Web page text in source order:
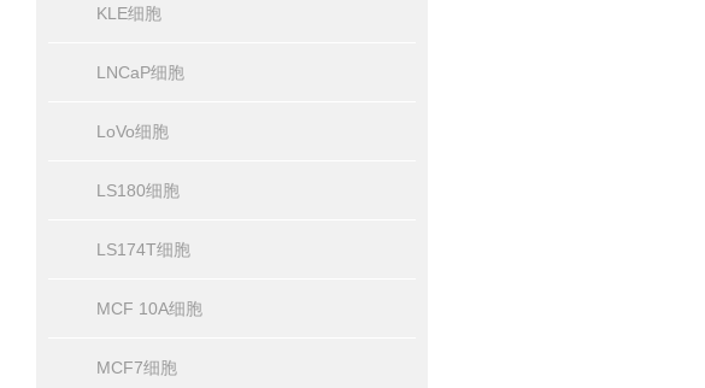
KLE细胞
LNCaP细胞
LoVo细胞
LS180细胞
LS174T细胞
MCF 10A细胞
MCF7细胞